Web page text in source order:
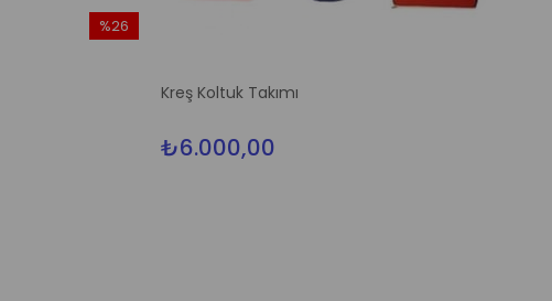
%26
Kreş Koltuk Takımı
₺6.000,00